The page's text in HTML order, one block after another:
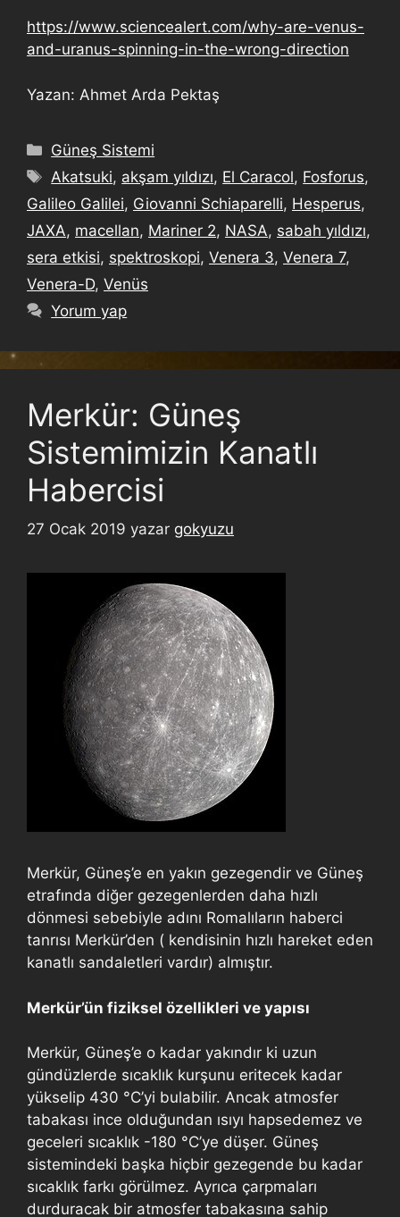
https://www.sciencealert.com/why-are-venus-
and-uranus-spinning-in-the-wrong-direction
Yazan: Ahmet Arda Pektaş
Güneş Sistemi
Akatsuki, akşam yıldızı, El Caracol, Fosforus,
Galileo Galilei, Giovanni Schiaparelli, Hesperus,
JAXA, macellan, Mariner 2, NASA, sabah yıldızı,
sera etkisi, spektroskopi, Venera 3, Venera 7,
Venera-D, Venüs
Yorum yap
Merkür: Güneş
Sistemimizin Kanatlı
Habercisi
27 Ocak 2019 yazar gokyuzu
Merkür, Güneş’e en yakın gezegendir ve Güneş
etrafında diğer gezegenlerden daha hızlı
dönmesi sebebiyle adını Romalıların haberci
tanrısı Merkür’den ( kendisinin hızlı hareket eden
kanatlı sandaletleri vardır) almıştır.
Merkür’ün fiziksel özellikleri ve yapısı
Merkür, Güneş’e o kadar yakındır ki uzun
gündüzlerde sıcaklık kurşunu eritecek kadar
yükselip 430 °C’yi bulabilir. Ancak atmosfer
tabakası ince olduğundan ısıyı hapsedemez ve
geceleri sıcaklık -180 °C’ye düşer. Güneş
sistemindeki başka hiçbir gezegende bu kadar
sıcaklık farkı görülmez. Ayrıca çarpmaları
durduracak bir atmosfer tabakasına sahip